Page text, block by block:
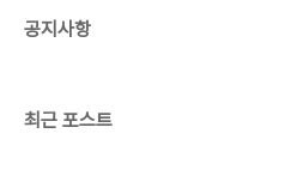
어서 어려서부터 숫자를 더 잘 기억한다고 합니다. 유
공지사항
최근 포스트